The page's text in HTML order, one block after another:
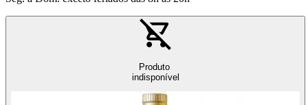
Produto
indisponível